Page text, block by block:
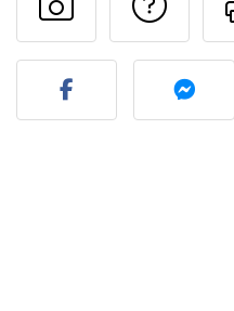
Publier